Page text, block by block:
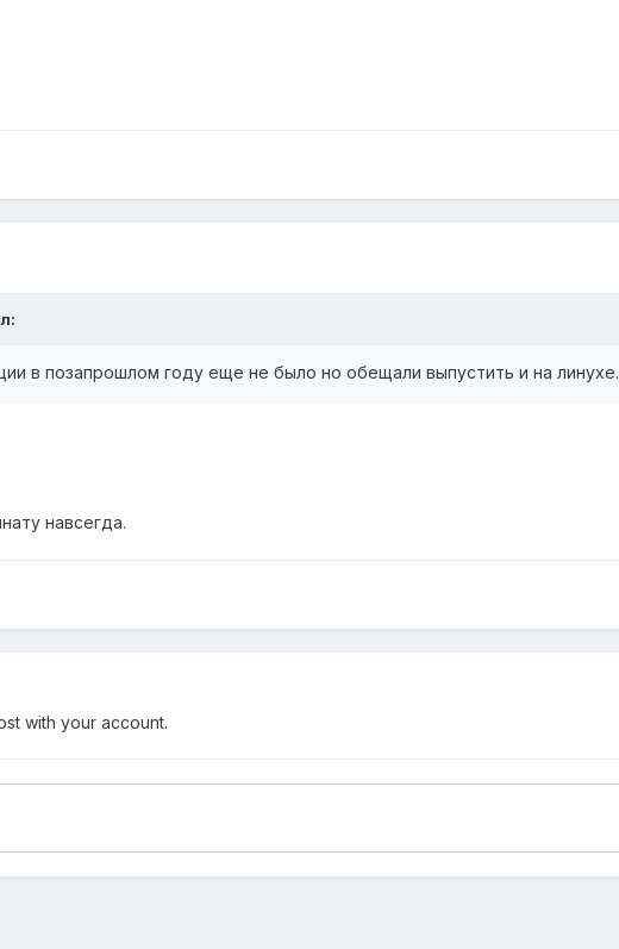
в позапрошлом году еще не было но обещали выпустить и на линухе.
навсегда.
with your account.